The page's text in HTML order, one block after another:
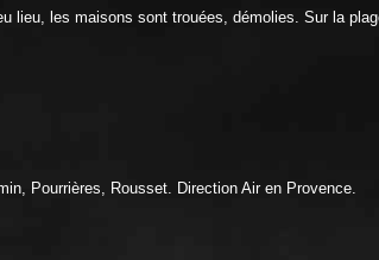
les maisons sont trouées, démolies. Sur la
Pourrières, Rousset. Direction Air en Provence.